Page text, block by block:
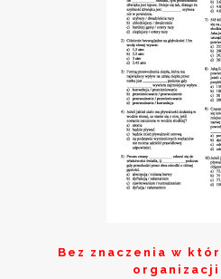
Bez znaczenia w